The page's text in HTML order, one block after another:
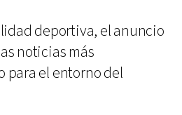
deportiva, el anuncio
noticias más
para el entorno del